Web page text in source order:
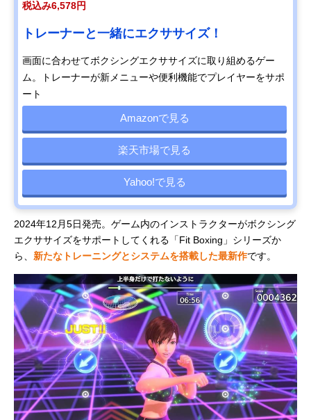
税込み6,578円
トレーナーと一緒にエクササイズ！
画面に合わせてボクシングエクササイズに取り組めるゲー
ム。トレーナーが新メニューや便利機能でプレイヤーをサポ
ート
Amazonで見る
楽天市場で見る
Yahoo!で見る
2024年12月5日発売。ゲーム内のインストラクターがボクシング
エクササイズをサポートしてくれる「Fit Boxing」シリーズか
ら、 新たなトレーニングとシステムを搭載した最新作です。